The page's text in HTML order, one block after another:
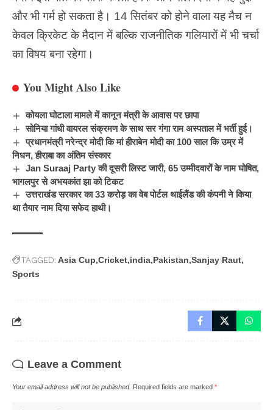
और भी गर्म हो सकता है। 14 सितंबर को होने वाला यह मैच न
केवलक्रिकेटके मैदान में बल्कि राजनीतिक गलियारों में भी चर्चा
का विषय बना रहेगा।
You Might Also Like
कोयला घोटाला मामले में कानून मंत्री के आवास पर छापा
सोनिया गांधी वायरल संक्रमण के साथ सर गंगा राम अस्पताल में भर्ती हुई।
प्रधानमंत्री नरेन्द्र मोदी कि मां हीराबेन मोदी का 100 साल कि उम्र में
निधन, हीराबा का अंतिम संस्कार
Jan Suraaj Party की दूसरी लिस्ट जारी, 65 उम्मीदवारों के नाम घोषित,
भागलपुर से अभयकांत झा को टिकट
उत्तराखंड सरकार का 33 करोड़ का वेब पोर्टल थाईलैंड की कंपनी ने किया
था तैयार नाम दिया सफेद हाथी।
TAGGED:Asia Cup Cricket india Pakistan Sanjay Raut
Sports
Leave a Comment
Your email address will not be published. Required fields are marked *